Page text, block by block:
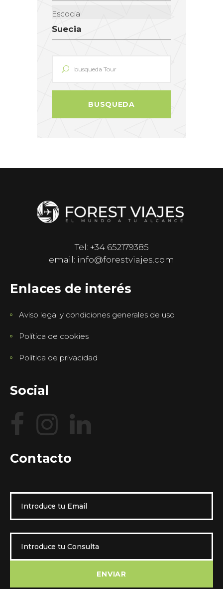
Escocia
Suecia
Tel: +34 652179385
email: info@forestviajes.com
Enlaces de interés
Aviso legal y condiciones generales de uso
Política de cookies
Política de privacidad
Social
Contacto